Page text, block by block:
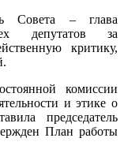
Совета – глава
депутатов за
критику,
комиссии
и этике о
председатель
План работы